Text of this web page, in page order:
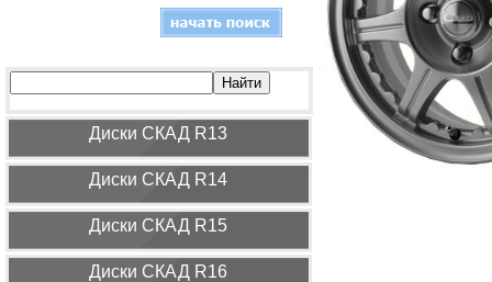
Диcки СКАД R13
Диcки СКАД R14
Диcки СКАД R15
Диcки СКАД R16